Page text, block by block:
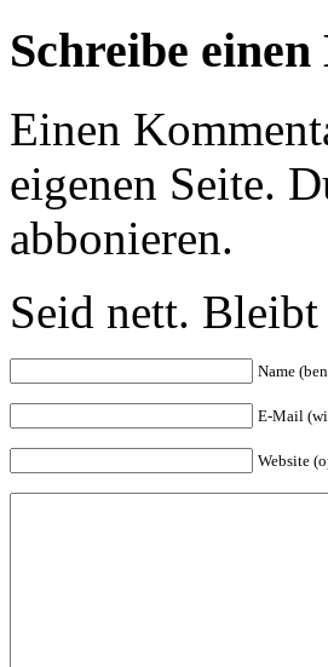
Schreibe
Einen
eigenen Seite.
abbonieren.
Seid nett.
Name
E-Mail
Website